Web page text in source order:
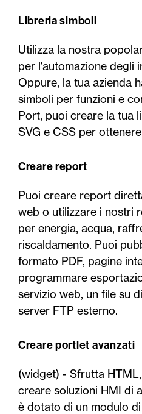
Libreria simboli
Utilizza la nostra
per l'automazione degli
Oppure, la tua azienda
simboli per funzioni e
Port, puoi creare la tua
SVG e CSS per
Creare report
Puoi creare report
web o utilizzare i nostri
per energia, acqua,
riscaldamento. Puoi
formato PDF, pagine
programmare
servizio web, un file su
server FTP esterno.
Creare portlet avanzati
(widget) - Sfrutta
creare soluzioni HMI di
è dotato di un modulo di